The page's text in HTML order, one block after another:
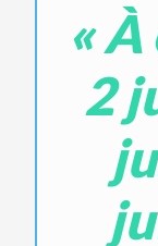
«
2